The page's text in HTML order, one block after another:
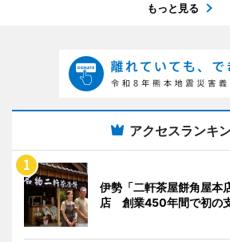
もっと見る
アクセスランキ
伊勢「二軒茶屋餅角屋本
店 創業450年間で初の